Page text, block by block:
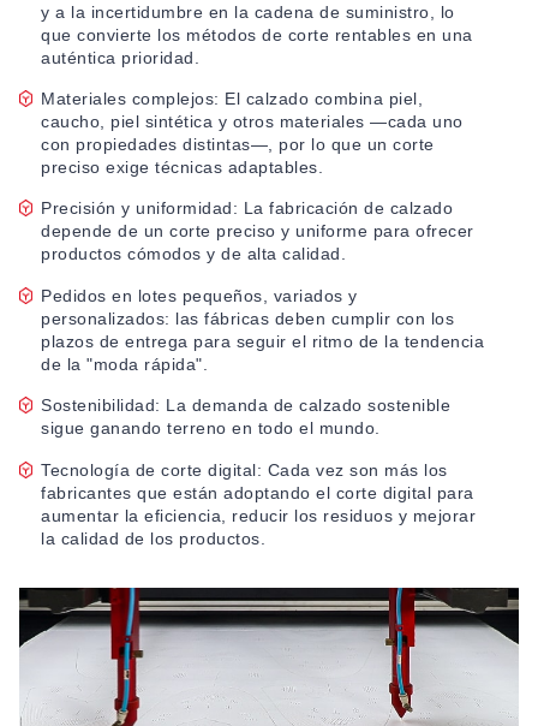
y a la incertidumbre en la cadena de suministro, lo
que convierte los métodos de corte rentables en una
auténtica prioridad.
Materiales complejos: El calzado combina piel,
caucho, piel sintética y otros materiales —cada uno
con propiedades distintas—, por lo que un corte
preciso exige técnicas adaptables.
Precisión y uniformidad: La fabricación de calzado
depende de un corte preciso y uniforme para ofrecer
productos cómodos y de alta calidad.
Pedidos en lotes pequeños, variados y
personalizados: las fábricas deben cumplir con los
plazos de entrega para seguir el ritmo de la tendencia
de la "moda rápida".
Sostenibilidad: La demanda de calzado sostenible
sigue ganando terreno en todo el mundo.
Tecnología de corte digital: Cada vez son más los
fabricantes que están adoptando el corte digital para
aumentar la eficiencia, reducir los residuos y mejorar
la calidad de los productos.